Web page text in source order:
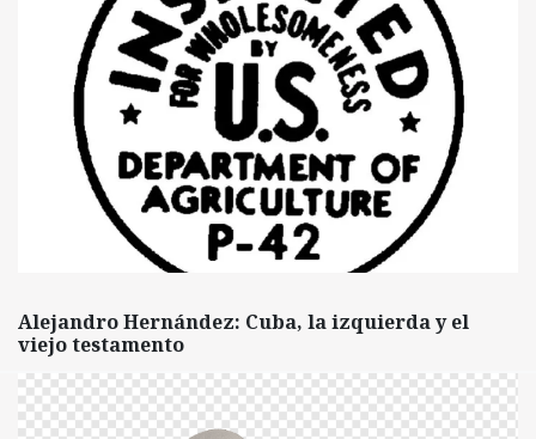
Alejandro Hernández: Cuba, la izquierda y el
viejo testamento